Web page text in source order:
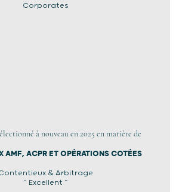
Corporates
à nouveau en 2025 en matière de
AMF, ACPR ET OPÉRATIONS COTÉES
& Arbitrage
“ Excellent ”